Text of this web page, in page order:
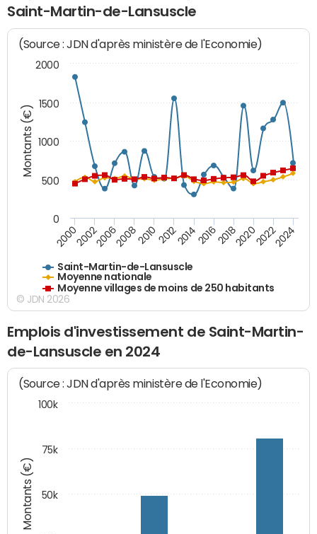
Saint-Martin-de-Lansuscle
Montants (€)
(Source : JDN d'après ministère de l'Economie)
Saint-Martin-de-Lansuscle
Moyenne nationale
Moyenne villages de moins de 250 habitants
200020022006200820102012201420162018202020222024
0
500
1000
1500
2000
© JDN 2026
Emplois d'investissement de Saint-Martin-
de-Lansuscle en 2024
Montants (€)
(Source : JDN d'après ministère de l'Economie)
100k
50k
75k